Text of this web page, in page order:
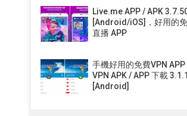
Live.me APP / APK
[Android/iOS]，好用的
直播 APP
手機好用的免費VPN
VPN APK / APP 下載 3.1.1
[Android]